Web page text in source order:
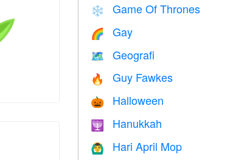
❄️ Game Of Thrones
🌈 Gay
🗺 Geografi
🔥 Guy Fawkes
🎃 Halloween
🕎 Hanukkah
🙆‍♂️ Hari April Mop